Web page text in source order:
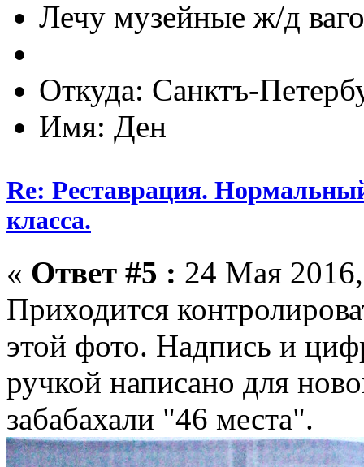
Лечу музейные ж/д
Откуда: Санктъ-
Имя: Ден
Re: Реставрация.
класса.
« Ответ #5 : 24 Мая
Приходится
этой фото. Надпись и
ручкой написано для
забабахали "46 места".